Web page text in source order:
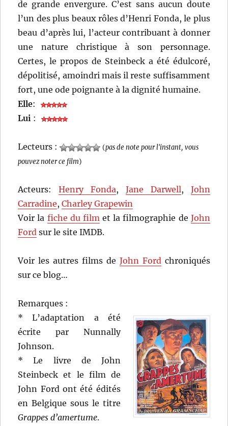
de grande envergure. C’est sans aucun doute
l’un des plus beaux rôles d’Henri Fonda, le plus
beau d’après lui, l’acteur contribuant à donner
une nature christique à son personnage.
Certes, le propos de Steinbeck a été édulcoré,
dépolitisé, amoindri mais il reste suffisamment
fort, une ode poignante à la dignité humaine.
Elle:
Lui :
Lecteurs : (pas de note pour l'instant, vous
pouvez noter ce film)
Acteurs:Henry Fonda, Jane Darwell, John
Carradine,Charley Grapewin
Voir la fiche du filmet la filmographie de John
Ford sur le site IMDB.
Voir les autres films de John Fordchroniqués
sur ce blog…
Remarques :
* L’adaptation a été
écrite par Nunnally
Johnson.
* Le livre de John
Steinbeck et le film de
John Ford ont été édités
en Belgique sous le titre
Grappes d’amertume.